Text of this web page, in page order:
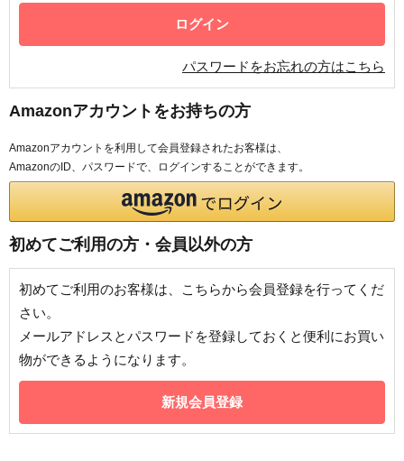
パスワードをお忘れの方はこちら
Amazonアカウントをお持ちの方
Amazonアカウントを利用して会員登録されたお客様は、
AmazonのID、パスワードで、ログインすることができます。
初めてご利用の方・会員以外の方
初めてご利用のお客様は、こちらから会員登録を行ってくだ
さい。
メールアドレスとパスワードを登録しておくと便利にお買い
物ができるようになります。